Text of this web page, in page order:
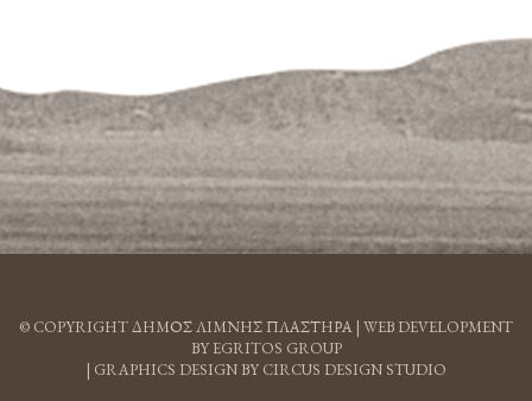
© COPYRIGHT ΔΗΜΟΣ ΛΙΜΝΗΣ ΠΛΑΣΤΗΡΑ | WEB DEVELOPMENT
BY EGRITOS GROUP
| GRAPHICS DESIGN BY CIRCUS DESIGN STUDIO